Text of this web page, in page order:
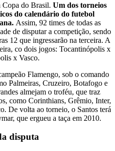
Copa do Brasil. Um dos torneios
do calendário do futebol
Assim, 92 times de todas as
de disputar a competição, sendo
12 que ingressarão na terceira. A
co dois jogos: Tocantinópolis x
x Vasco.
Flamengo, sob o comando
Palmeiras, Cruzeiro, Botafogo e
almejam o troféu, que traz
como Corinthians, Grêmio, Inter,
De volta ao torneio, o Santos terá
que ergueu a taça em 2010.
disputa